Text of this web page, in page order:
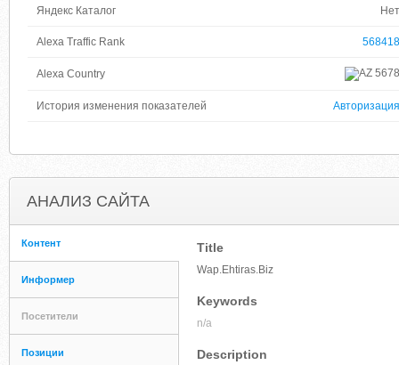
Яндекс Каталог Нет
Alexa Traffic Rank 568418
Alexa Country 5678
История изменения показателей Авторизация
АНАЛИЗ САЙТА
Контент
Информер
Посетители
Позиции
Title
Wap.Ehtiras.Biz
Keywords
n/a
Description